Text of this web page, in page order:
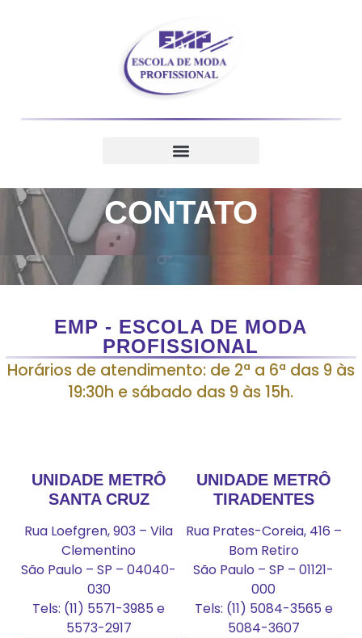
CONTATO
EMP - ESCOLA DE MODA
PROFISSIONAL
Horários de atendimento: de 2ª a 6ª das 9 às
19:30h e sábado das 9 às 15h.
UNIDADE METRÔ
SANTA CRUZ
Rua Loefgren, 903 – Vila
Clementino
São Paulo – SP – 04040-
030
Tels: (11) 5571-3985 e
5573-2917
UNIDADE METRÔ
TIRADENTES
Rua Prates-Coreia, 416 –
Bom Retiro
São Paulo – SP – 01121-
000
Tels: (11) 5084-3565 e
5084-3607